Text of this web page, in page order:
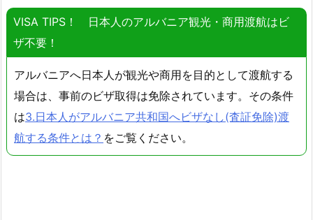
VISA TIPS！ 日本人のアルバニア観光・商用渡航はビ
ザ不要！
アルバニアへ日本人が観光や商用を目的として渡航する
場合は、事前のビザ取得は免除されています。その条件
は3.日本人がアルバニア共和国へビザなし(査証免除)渡
航する条件とは？ をご覧ください。